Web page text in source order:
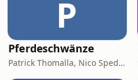
P
Pferdeschwänze
Patrick Thomalla, Nico Spedicato